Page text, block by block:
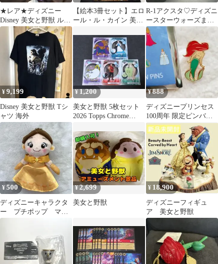
★レア★ディズニー
Disney 美女と野獣 ルミ
エール スパンコール
Tシャツ
【絵本3冊セット】エロ
ール・ル・カイン 美女
ひめさま 他
R-1アクスタ♡ディズニ
ースターウォーズまと
め売り21枚
¥9,199
Disney 美女と野獣 Tシ
ャツ 海外
¥1,200
美女と野獣 5枚セット
2026 Topps Chrome
¥888
ディズニープリンセス
100周年 限定ピンバッ
ジ 人魚姫 アリエル
¥500
ディズニーキャラクタ
ー プチポップ マス
コット 美女と野獣
¥2,699
美女と野獣
¥ 18,900
ディズニーフィギュ
ア 美女と野獣